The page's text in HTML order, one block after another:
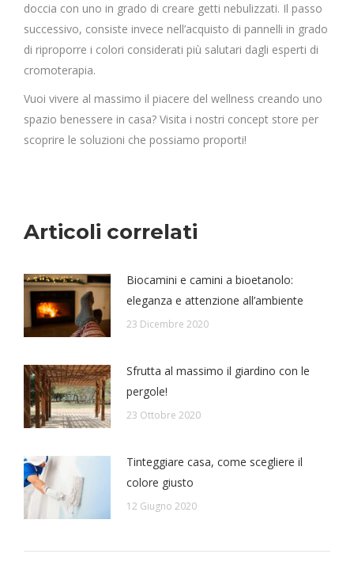
doccia con uno in grado di creare getti nebulizzati. Il passo
successivo, consiste invece nell’acquisto di pannelli in grado
di riproporre i colori considerati più salutari dagli esperti di
cromoterapia.
Vuoi vivere al massimo il piacere del wellness creando uno
spazio benessere in casa? Visita i nostri concept store per
scoprire le soluzioni che possiamo proporti!
Articoli correlati
Biocamini e camini a bioetanolo:
eleganza e attenzione all’ambiente
23 Dicembre 2020
Sfrutta al massimo il giardino con le
pergole!
23 Ottobre 2020
Tinteggiare casa, come scegliere il
colore giusto
12 Giugno 2020